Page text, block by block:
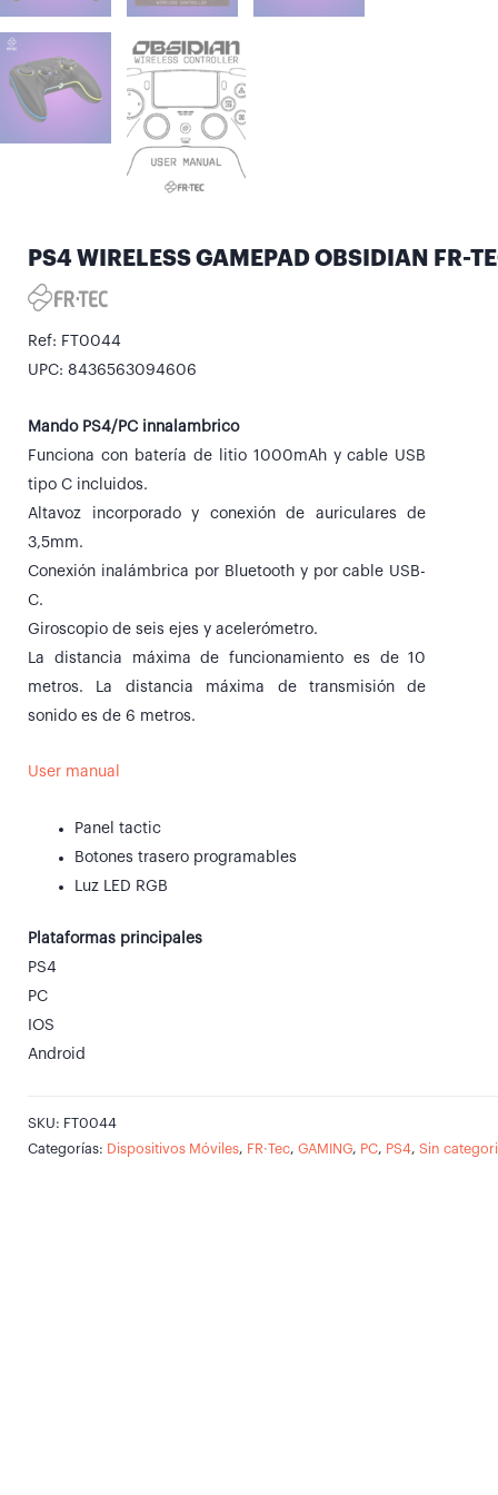
PS4 WIRELESS GAMEPAD OBSIDIAN FR-
Ref: FT0044
UPC: 8436563094606
Mando PS4/PC innalambrico
Funciona con batería de litio 1000mAh y cable USB
tipo C incluidos.
Altavoz incorporado y conexión de auriculares de
3,5mm.
Conexión inalámbrica por Bluetooth y por cable USB-
C.
Giroscopio de seis ejes y acelerómetro.
La distancia máxima de funcionamiento es de 10
metros. La distancia máxima de transmisión de
sonido es de 6 metros.
User manual
Panel tactic
Botones trasero programables
Luz LED RGB
Plataformas principales
PS4
PC
IOS
Android
SKU: FT0044
Categorías: Dispositivos Móviles, FR·Tec, GAMING, PC, PS4, Sin